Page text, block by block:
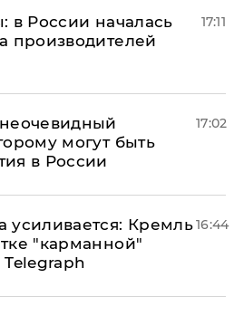
в России началась
производителей
17:11
могут быть
в России
17:02
усиливается: Кремль
"карманной"
16:44